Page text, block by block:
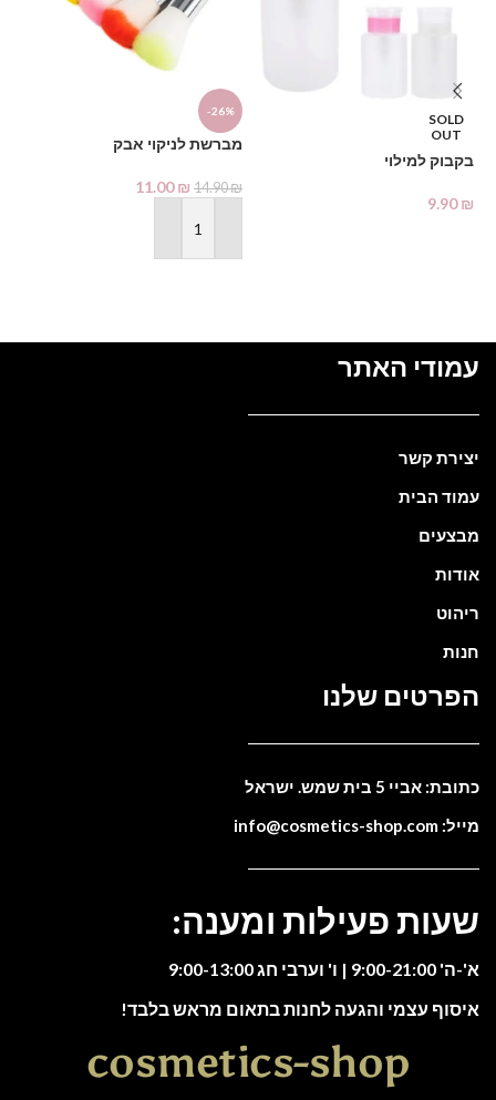
SOLD
OUT
בקבוק למילוי
9.90₪
-26%
מברשת לניקוי אבק
14.90₪
11.00₪
הוספה לסל
עמודי האתר
יצירת קשר
עמוד הבית
מבצעים
אודות
ריהוט
חנות
הפרטים שלנו
כתובת: אביי 5 בית שמש. ישראל
מייל: info@cosmetics-shop.com
שעות פעילות ומענה:
א'-ה' 9:00-21:00 | ו' וערבי חג 9:00-13:00
איסוף עצמי והגעה לחנות בתאום מראש בלבד!
cosmetics-shop